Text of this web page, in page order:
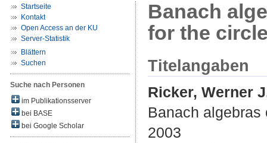
Startseite
Kontakt
Open Access an der KU
Server-Statistik
Blättern
Suchen
Suche nach Personen
im Publikationsserver
bei BASE
bei Google Scholar
Banach
for the
Titelangaben
Ricker, Werner
Banach
2003